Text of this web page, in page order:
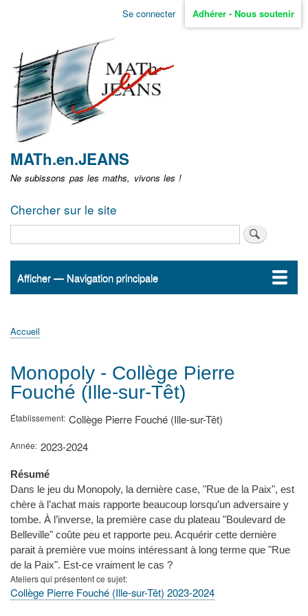
Aller
non
identifié
Se connecter Adhérer - Nous soutenir
MATh.en.JEANS
Ne subissons pas les maths, vivons les !
Chercher sur le site
Navigation
Afficher — Navigation principale
Accueil
ActualitésMATh.en.JEANS ?
Régions et Ateliers
Créer, gérer un atelier
Sujets/Publications
Congrès
d'Ariane
Accueil
Monopoly - Collège Pierre
Fouché (Ille-sur-Têt)
Établissement Collège Pierre Fouché (Ille-sur-Têt)
Année 2023-2024
Résumé
Dans le jeu du Monopoly, la dernière case, "Rue de la Paix", est
chère à l’achat mais rapporte beaucoup lorsqu’un adversaire y
tombe. À l’inverse, la première case du plateau "Boulevard de
Belleville" coûte peu et rapporte peu. Acquérir cette dernière
parait à première vue moins intéressant à long terme que "Rue
de la Paix". Est-ce vraiment le cas ?
Ateliers qui présentent ce sujet
Collège Pierre Fouché (Ille-sur-Têt) 2023-2024